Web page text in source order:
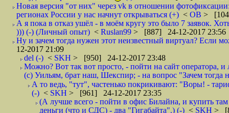
Новая версия "от них" через vk в отношении
регионах России у нас начнут открываться (+) < ОВ >
А я пока в отказ ушёл - в моём кругу это было 7 заявок.
))) (-) (Личный опыт) < Ruslan99 > [887] 24-12-2017 23:56
Ну и зачем тогда нужен этот неизвестный виртуал? Если
12-2017 21:09
del (-) < SKH > [950] 24-12-2017 23:48
Можно? Вот так вот просто, - пойти на сайт оператора,
(с) Уильям, брат наш, Шекспир; - на вопрос "Зачем тогда
А то ведь, "тут", частенько покрикивают: "Воры! -
(-) < SKH > [961] 24-12-2017 23:35
(А лучше всего - пойти в офис Билайна, и купить
деньги (что и СДС) - два "Гигабайта".) (-) < SKH >